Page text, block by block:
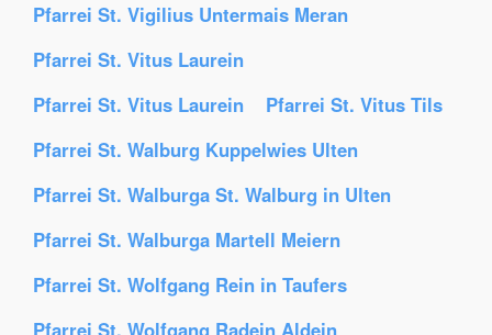
Pfarrei St. Vigilius Untermais Meran
Pfarrei St. Vitus Laurein
Pfarrei St. Vitus Laurein
Pfarrei St. Vitus Tils
Pfarrei St. Walburg Kuppelwies Ulten
Pfarrei St. Walburga St. Walburg in Ulten
Pfarrei St. Walburga Martell Meiern
Pfarrei St. Wolfgang Rein in Taufers
Pfarrei St. Wolfgang Radein Aldein